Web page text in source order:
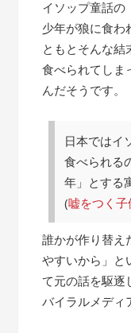
話”
イソップ童話の
少年が狼に食わ
ともとそんな結
食べられてしま
んだそうです。
日本ではイ
食べられる
年」とする
(嘘をつく
誰かが作り替え
やすいから」と
て元の話を駆逐
バイラルメディ